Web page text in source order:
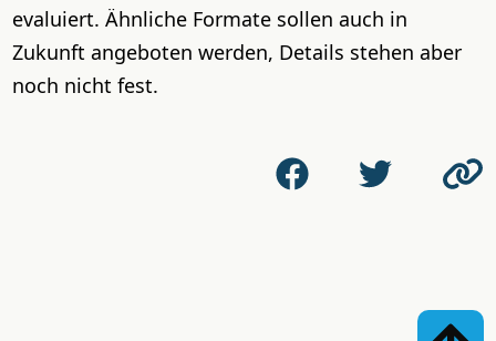
evaluiert. Ähnliche Formate sollen auch in
Zukunft angeboten werden, Details stehen aber
noch nicht fest.